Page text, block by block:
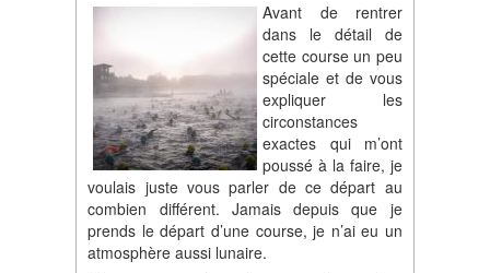
Parcours & Courses
Outils & Réseaux
Avant de rentrer
dans le détail de
cette course un peu
spéciale et de vous
expliquer les
circonstances
exactes qui m’ont
poussé à la faire, je
voulais juste vous parler de ce départ au
combien différent. Jamais depuis que je
prends le départ d’une course, je n’ai eu un
atmosphère aussi lunaire.